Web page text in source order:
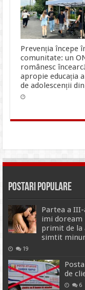
Prevenția începe
comunitate: un
românesc
apropie educația
de adolescenții
Postari Populare
Partea a
imi doream
primit de la
simtit
19
de
6